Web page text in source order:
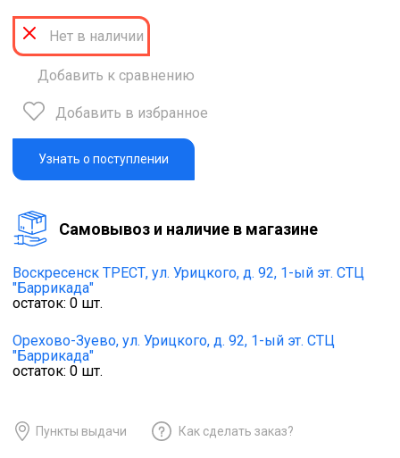
Нет в наличии
Добавить к сравнению
Добавить в избранное
Узнать о поступлении
Cамовывоз и наличие в магазине
Воскресенск ТРЕСТ, ул. Урицкого, д. 92, 1-ый эт. СТЦ
"Баррикада"
остаток: 0 шт.
Орехово-Зуево, ул. Урицкого, д. 92, 1-ый эт. СТЦ
"Баррикада"
остаток: 0 шт.
Пункты выдачи Как сделать заказ?